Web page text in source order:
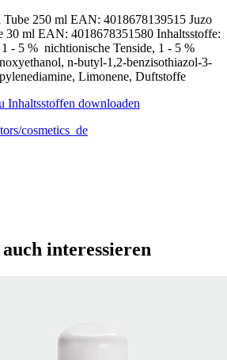
Tube 250 ml EAN: 4018678139515 Juzo
30 ml EAN: 4018678351580 Inhaltsstoffe:
- 5 % nichtionische Tenside, 1 - 5 %
n-butyl-1,2-benzisothiazol-3-
Limonene, Duftstoffe
Inhaltsstoffen downloaden
cosmetics_de
interessieren